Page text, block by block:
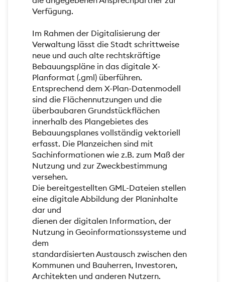
Verfügung.
Im Rahmen der Digitalisierung der
Verwaltung lässt die Stadt schrittweise
neue und auch alte rechtskräftige
Bebauungspläne in das digitale X-
Planformat (.gml) überführen.
Entsprechend dem X-Plan-Datenmodell
sind die Flächennutzungen und die
überbaubaren Grundstückflächen
innerhalb des Plangebietes des
Bebauungsplanes vollständig vektoriell
erfasst. Die Planzeichen sind mit
Sachinformationen wie z.B. zum Maß der
Nutzung und zur Zweckbestimmung
versehen.
Die bereitgestellten GML-Dateien stellen
eine digitale Abbildung der Planinhalte
dar und
dienen der digitalen Information, der
Nutzung in Geoinformationssysteme und
dem
standardisierten Austausch zwischen den
Kommunen und Bauherren, Investoren,
Architekten und anderen Nutzern.